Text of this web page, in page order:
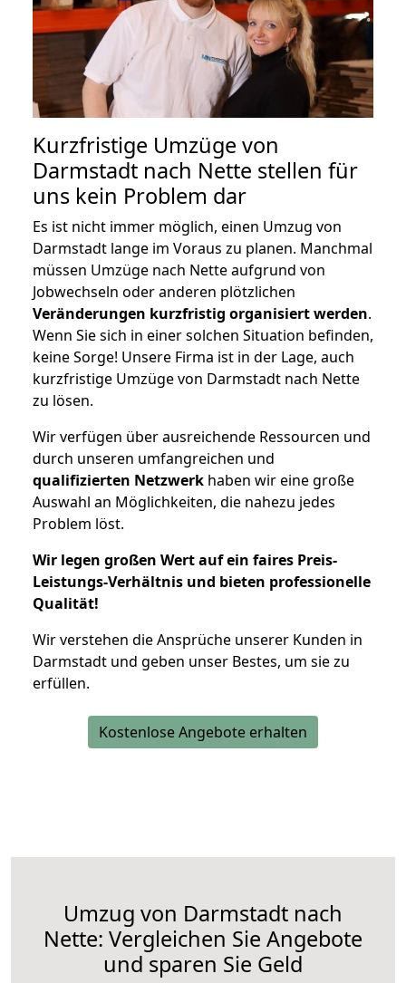
Kurzfristige Umzüge von
Darmstadt nach Nette stellen für
uns kein Problem dar
Es ist nicht immer möglich, einen Umzug von
Darmstadt lange im Voraus zu planen. Manchmal
müssen Umzüge nach Nette aufgrund von
Jobwechseln oder anderen plötzlichen
Veränderungen kurzfristig organisiert werden.
Wenn Sie sich in einer solchen Situation befinden,
keine Sorge! Unsere Firma ist in der Lage, auch
kurzfristige Umzüge von Darmstadt nach Nette
zu lösen.
Wir verfügen über ausreichende Ressourcen und
durch unseren umfangreichen und
qualifizierten Netzwerk haben wir eine große
Auswahl an Möglichkeiten, die nahezu jedes
Problem löst.
Wir legen großen Wert auf ein faires Preis-
Leistungs-Verhältnis und bieten professionelle
Qualität!
Wir verstehen die Ansprüche unserer Kunden in
Darmstadt und geben unser Bestes, um sie zu
erfüllen.
Kostenlose Angebote erhalten
Umzug von Darmstadt nach
Nette: Vergleichen Sie Angebote
und sparen Sie Geld